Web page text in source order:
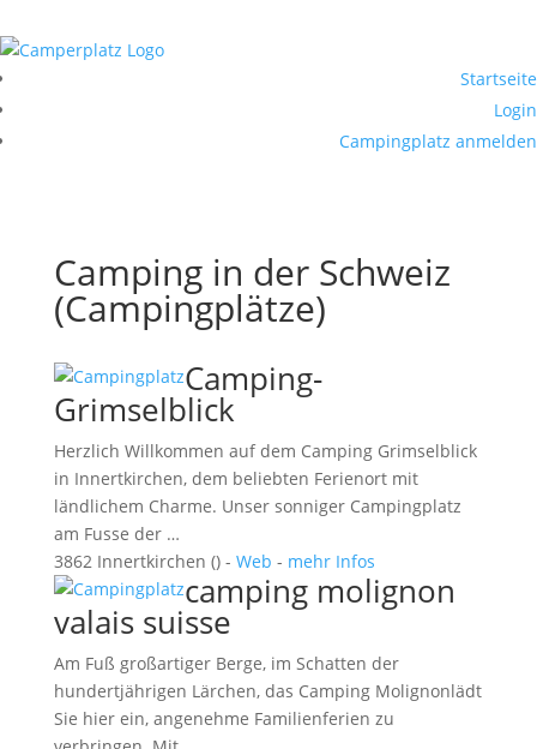
Startseite
Login
Campingplatz anmelden
Camping in der Schweiz
(Campingplätze)
Camping-
Grimselblick
Herzlich Willkommen auf dem Camping Grimselblick
in Innertkirchen, dem beliebten Ferienort mit
ländlichem Charme. Unser sonniger Campingplatz
am Fusse der …
3862 Innertkirchen () - Web - mehr Infos
camping molignon
valais suisse
Am Fuß großartiger Berge, im Schatten der
hundertjährigen Lärchen, das Camping Molignonlädt
Sie hier ein, angenehme Familienferien zu